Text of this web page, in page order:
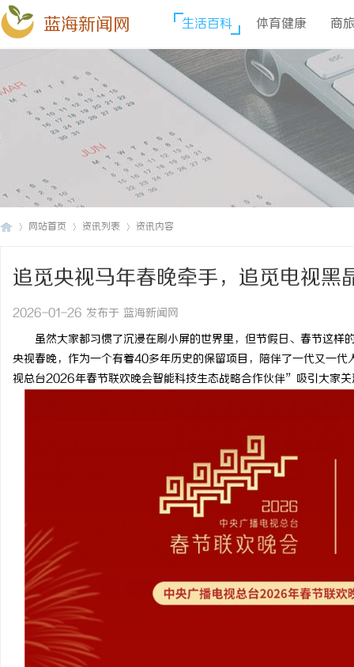
蓝海新闻网 生活百科 体育健康 商
网站首页 资讯列表 资讯内容
追觅央视马年春晚牵手，追觅电视黑
2026-01-26 发布于 蓝海新闻网
虽然大家都习惯了沉浸在刷小屏的世界里，但节假日、春节这
央视春晚，作为一个有着40多年历史的保留项目，陪伴了一代又一
视总台2026年春节联欢晚会智能科技生态战略合作伙伴”吸引大家关